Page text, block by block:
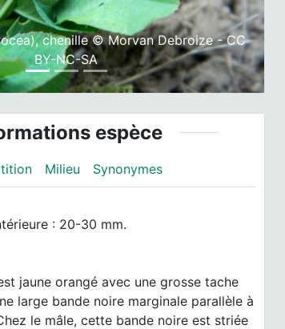
chenille © Morvan Debroize - CC
BY-NC-SA
espèce
Milieu Synonymes
: 20-30 mm.
jaune orangé avec une grosse tache
large bande noire marginale parallèle à
le mâle, cette bande noire est striée